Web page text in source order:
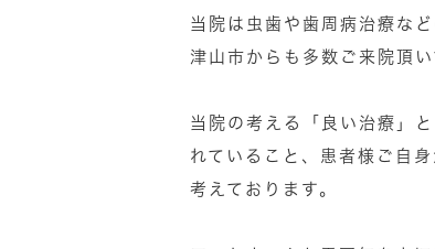
当院は虫歯や歯周病治療な
津山市からも多数ご来院頂い
当院の考える「良い治療」
れていること、患者様ご自
考えております。